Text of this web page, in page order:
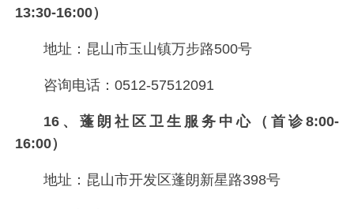
13:30-16:00）
地址：昆山市玉山镇万步路500号
咨询电话：0512-57512091
16、蓬朗社区卫生服务中心（首诊8:00-
16:00）
地址：昆山市开发区蓬朗新星路398号